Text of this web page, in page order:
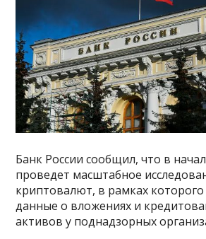
Банк России сообщил, что в
проведет масштабное
криптовалют, в рамках которого
данные о вложениях и
активов у поднадзорных